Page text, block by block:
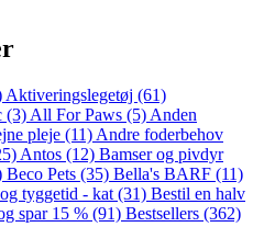
Aktiveringslegetøj (61)
(3) All For Paws (5) Anden
pleje (11) Andre foderbehov
Antos (12) Bamser og pivdyr
Beco Pets (35) Bella's BARF (11)
tyggetid - kat (31) Bestil en halv
spar 15 % (91) Bestsellers (362)